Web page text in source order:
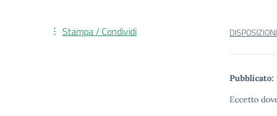
Pubblicato:
Eccetto
Stampa / Condividi